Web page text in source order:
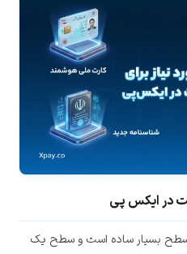
در ایکس پی
هویت در ایکس پی شامل 2 سطح بسیار ساده است و سطح یک